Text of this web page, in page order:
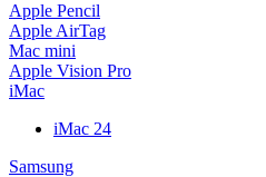
Apple Pencil
Apple AirTag
Mac mini
Apple Vision Pro
iMac
iMac 24
Samsung